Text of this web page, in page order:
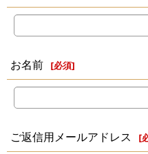
お名前 [必須]
ご返信用メールアドレス [